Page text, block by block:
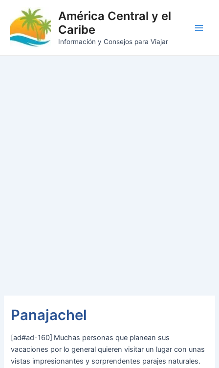
contenido
América Central y el
Caribe
Información y Consejos para Viajar
Panajachel
[ad#ad-160] Muchas personas que planean sus
vacaciones por lo general quieren visitar un lugar con unas
vistas impresionantes y sorprendentes parajes naturales.